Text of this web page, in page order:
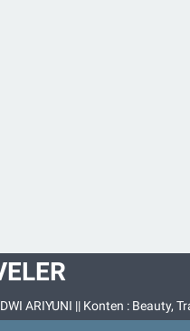
ARIYUNI || Konten : Beauty,